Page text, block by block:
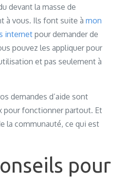
devant la masse de
à vous. Ils font suite àmon
internet pour demander de
pouvez les appliquer pour
et pas seulement à
demandes d’aide sont
pour fonctionner partout. Et
la communauté, ce qui est
pour